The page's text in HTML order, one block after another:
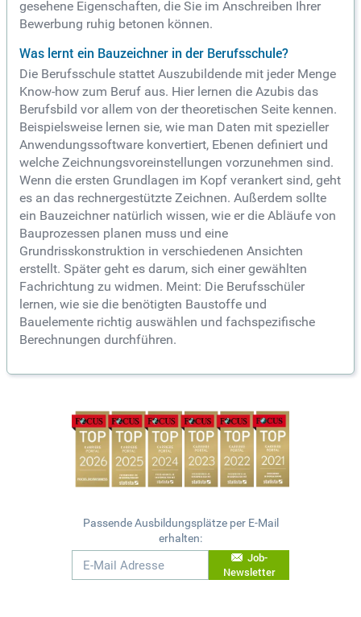
gesehene Eigenschaften, die Sie im Anschreiben Ihrer
Bewerbung ruhig betonen können.
Was lernt ein Bauzeichner in der Berufsschule?
Die Berufsschule stattet Auszubildende mit jeder Menge
Know-how zum Beruf aus. Hier lernen die Azubis das
Berufsbild vor allem von der theoretischen Seite kennen.
Beispielsweise lernen sie, wie man Daten mit spezieller
Anwendungssoftware konvertiert, Ebenen definiert und
welche Zeichnungsvoreinstellungen vorzunehmen sind.
Wenn die ersten Grundlagen im Kopf verankert sind, geht
es an das rechnergestützte Zeichnen. Außerdem sollte
ein Bauzeichner natürlich wissen, wie er die Abläufe von
Bauprozessen planen muss und eine
Grundrisskonstruktion in verschiedenen Ansichten
erstellt. Später geht es darum, sich einer gewählten
Fachrichtung zu widmen. Meint: Die Berufsschüler
lernen, wie sie die benötigten Baustoffe und
Bauelemente richtig auswählen und fachspezifische
Berechnungen durchführen.
Passende Ausbildungsplätze per E-Mail
erhalten:
Job-
Newsletter